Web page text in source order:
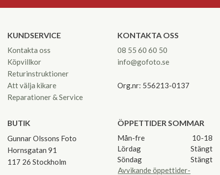
KUNDSERVICE
Kontakta oss
Köpvillkor
Returinstruktioner
Att välja kikare
Reparationer & Service
KONTAKTA OSS
08 55 60 60 50
info@gofoto.se
Org.nr: 556213-0137
BUTIK
Gunnar Olssons Foto
Hornsgatan 91
117 26 Stockholm
ÖPPETTIDER SOMMAR
Mån-fre
10-18
Lördag
Stängt
Söndag
Stängt
Avvikande öppettider-